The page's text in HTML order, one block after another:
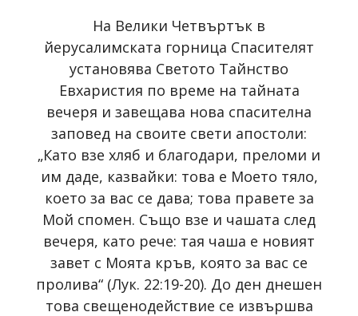
На Велики Четвъртък в
йерусалимската горница Спасителят
установява Светото Тайнство
Евхаристия по време на тайната
вечеря и завещава нова спасителна
заповед на своите свети апостоли:
„Като взе хляб и благодари, преломи и
им даде, казвайки: това е Моето тяло,
което за вас се дава; това правете за
Мой спомен. Също взе и чашата след
вечеря, като рече: тая чаша е новият
завет с Моята кръв, която за вас се
пролива“ (Лук. 22:19-20). До ден днешен
това свещенодействие се извършва